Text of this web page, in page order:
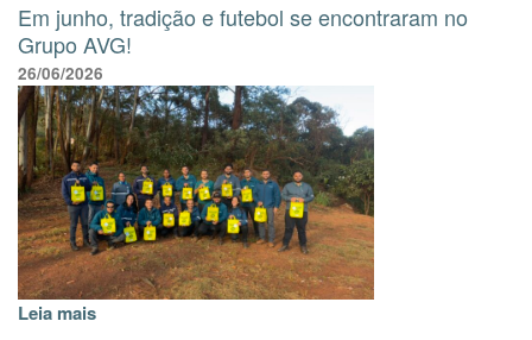
Em junho, tradição e futebol se encontraram no
Grupo AVG!
26/06/2026
Leia mais